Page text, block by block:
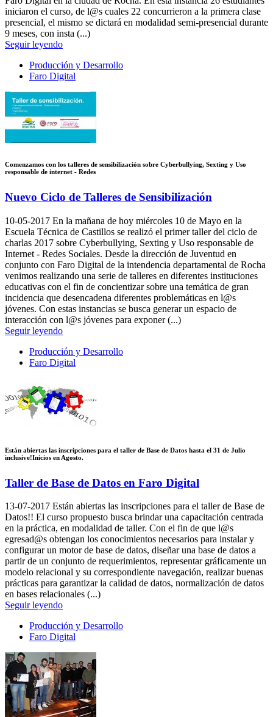
iniciaron el curso, de l@s cuales 22 concurrieron a la primera clase
presencial, el mismo se dictará en modalidad semi-presencial durante
9 meses, con insta (...)
Seguir leyendo
Producción y Desarrollo
Faro Digital
Comenzamos con los talleres de sensibilización sobre Cyberbullying, Sexting y Uso
responsable de internet - Redes
Nuevo Ciclo de Talleres de Sensibilización
10-05-2017 En la mañana de hoy miércoles 10 de Mayo en la
Escuela Técnica de Castillos se realizó el primer taller del ciclo de
charlas 2017 sobre Cyberbullying, Sexting y Uso responsable de
Internet - Redes Sociales. Desde la dirección de Juventud en
conjunto con Faro Digital de la intendencia departamental de Rocha
venimos realizando una serie de talleres en diferentes instituciones
educativas con el fin de concientizar sobre una temática de gran
incidencia que desencadena diferentes problemáticas en l@s
jóvenes. Con estas instancias se busca generar un espacio de
interacción con l@s jóvenes para exponer (...)
Seguir leyendo
Producción y Desarrollo
Faro Digital
Están abiertas las inscripciones para el taller de Base de Datos hasta el 31 de Julio
inclusive!Inicios en Agosto.
Taller de Base de Datos en Faro Digital
13-07-2017 Están abiertas las inscripciones para el taller de Base de
Datos!! El curso propuesto busca brindar una capacitación centrada
en la práctica, en modalidad de taller. Con el fin de que l@s
egresad@s obtengan los conocimientos necesarios para instalar y
configurar un motor de base de datos, diseñar una base de datos a
partir de un conjunto de requerimientos, representar gráficamente un
modelo relacional y su correspondiente navegación, realizar buenas
prácticas para garantizar la calidad de datos, normalización de datos
en bases relacionales (...)
Seguir leyendo
Producción y Desarrollo
Faro Digital